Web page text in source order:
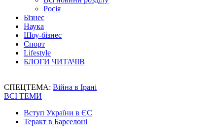
Росія
Бізнес
Наука
Шоу-бізнес
Спорт
Lifestyle
БЛОГИ ЧИТАЧІВ
СПЕЦТЕМА: Війна в Ірані
ВСІ ТЕМИ
Вступ України в ЄС
Теракт в Барселоні